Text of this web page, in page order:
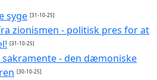
syge [31-10-25]
zionismen - politisk pres for at
[31-10-25]
sakramente - den dæmoniske
[30-10-25]